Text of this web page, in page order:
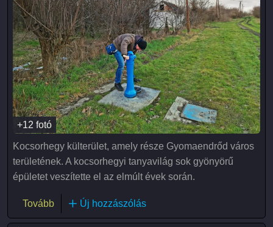
+12 fotó
Kocsorhegy külterület, amely része Gyomaendrőd város
területének. A kocsorhegyi tanyavilág sok gyönyörű
épületet veszítette el az elmúlt évek során.
Tovább(Kocsorhegyi tanyavilág)
Új hozzászólás